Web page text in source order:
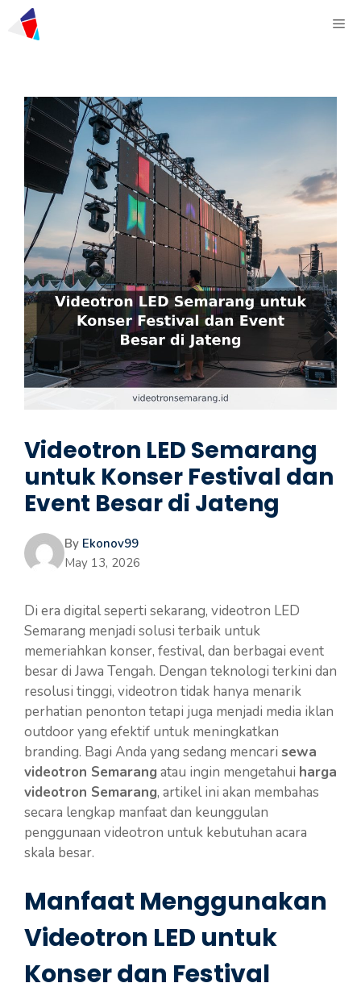
Videotron LED Semarang
untuk Konser Festival dan
Event Besar di Jateng
By Ekonov99
May 13, 2026
Di era digital seperti sekarang, videotron LED
Semarang menjadi solusi terbaik untuk
memeriahkan konser, festival, dan berbagai event
besar di Jawa Tengah. Dengan teknologi terkini dan
resolusi tinggi, videotron tidak hanya menarik
perhatian penonton tetapi juga menjadi media iklan
outdoor yang efektif untuk meningkatkan
branding. Bagi Anda yang sedang mencari sewa
videotron Semarang atau ingin mengetahui harga
videotron Semarang, artikel ini akan membahas
secara lengkap manfaat dan keunggulan
penggunaan videotron untuk kebutuhan acara
skala besar.
Manfaat Menggunakan
Videotron LED untuk
Konser dan Festival